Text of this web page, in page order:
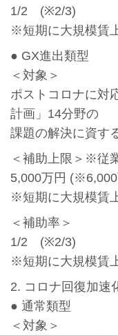
1/2 (※2/3)
※短期に大規模賃
● GX進出類型
＜対象＞
ポストコロナに対
計画」14分野の
課題の解決に資す
＜補助上限＞※従
5,000万円
※短期に大規模賃
＜補助率＞
1/2 (※2/3)
※短期に大規模賃
2. コロナ回復加速
● 通常類型
＜対象＞